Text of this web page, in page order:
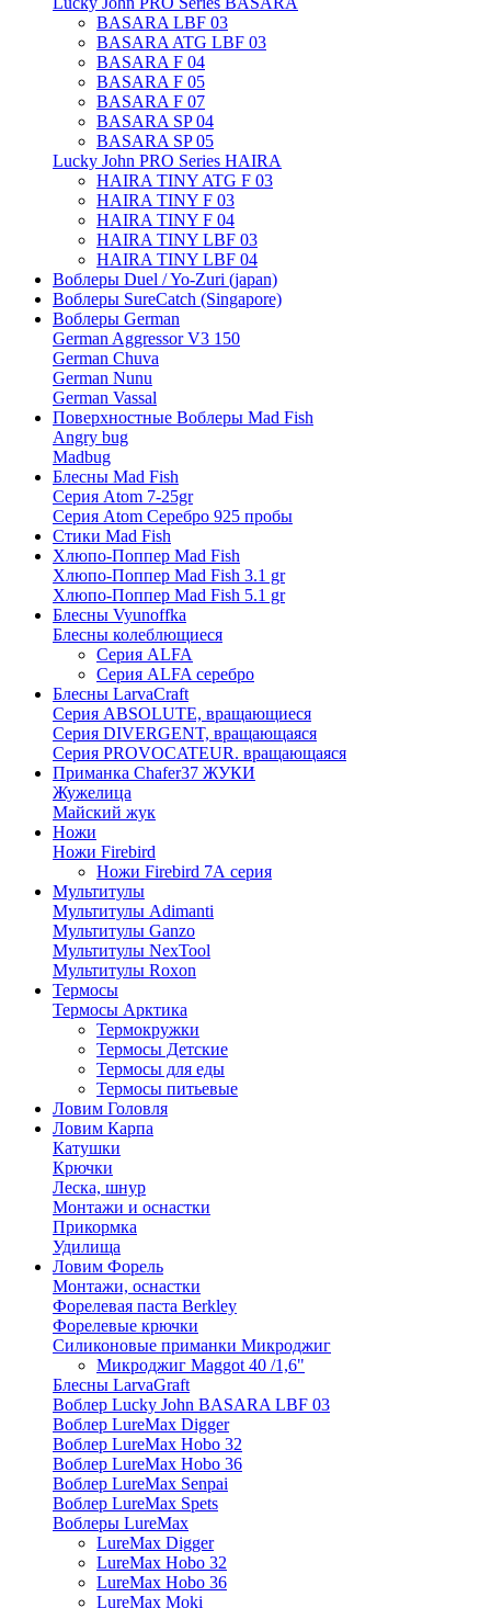
BASARA LBF 03
BASARA ATG LBF 03
BASARA F 04
BASARA F 05
BASARA F 07
BASARA SP 04
BASARA SP 05
Lucky John PRO Series HAIRA
HAIRA TINY ATG F 03
HAIRA TINY F 03
HAIRA TINY F 04
HAIRA TINY LBF 03
HAIRA TINY LBF 04
Воблеры Duel / Yo-Zuri (japan)
Воблеры SureCatch (Singapore)
Воблеры German
German Aggressor V3 150
German Chuva
German Nunu
German Vassal
Поверхностные Воблеры Mad Fish
Angry bug
Madbug
Блесны Mad Fish
Серия Atom 7-25gr
Серия Atom Серебро 925 пробы
Стики Mad Fish
Хлюпо-Поппер Mad Fish
Хлюпо-Поппер Mad Fish 3.1 gr
Хлюпо-Поппер Mad Fish 5.1 gr
Блесны Vyunoffka
Блесны колеблющиеся
Серия ALFA
Серия ALFA серебро
Блесны LarvaCraft
Серия ABSOLUTE, вращающиеся
Серия DIVERGENT, вращающаяся
Серия PROVOCATEUR. вращающаяся
Приманка Chafer37 ЖУКИ
Жужелица
Майский жук
Ножи
Ножи Firebird
Ножи Firebird 7А серия
Мультитулы
Мультитулы Adimanti
Мультитулы Ganzo
Мультитулы NexTool
Мультитулы Roxon
Термосы
Термосы Арктика
Термокружки
Термосы Детские
Термосы для еды
Термосы питьевые
Ловим Головля
Ловим Карпа
Катушки
Крючки
Леска, шнур
Монтажи и оснастки
Прикормка
Удилища
Ловим Форель
Монтажи, оснастки
Форелевая паста Berkley
Форелевые крючки
Силиконовые приманки Микроджиг
Микроджиг Maggot 40 /1,6"
Блесны LarvaGraft
Воблер Lucky John BASARA LBF 03
Воблер LureMax Digger
Воблер LureMax Hobo 32
Воблер LureMax Hobo 36
Воблер LureMax Senpai
Воблер LureMax Spets
Воблеры LureMax
LureMax Digger
LureMax Hobo 32
LureMax Hobo 36
LureMax Moki